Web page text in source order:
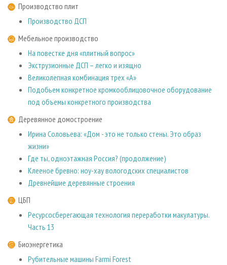
Производство плит
Производство ДСП
Мебельное производство
На повестке дня «плитный вопрос»
Экструзионные ДСП – легко и изящно
Великолепная комбинация трех «А»
Подобьем конкретное кромкооблицовочное оборудование
под объемы конкретного производства
Деревянное домостроение
Ирина Соловьева: «Дом - это не только стены. Это образ
жизни»
Где ты, одноэтажная Россия? (продолжение)
Клееное бревно: ноу-хау вологодских специалистов
Древнейшие деревянные строения
ЦБП
Ресурсосберегающая технология переработки макулатуры.
Часть 13
Биоэнергетика
Рубительные машины Farmi Forest